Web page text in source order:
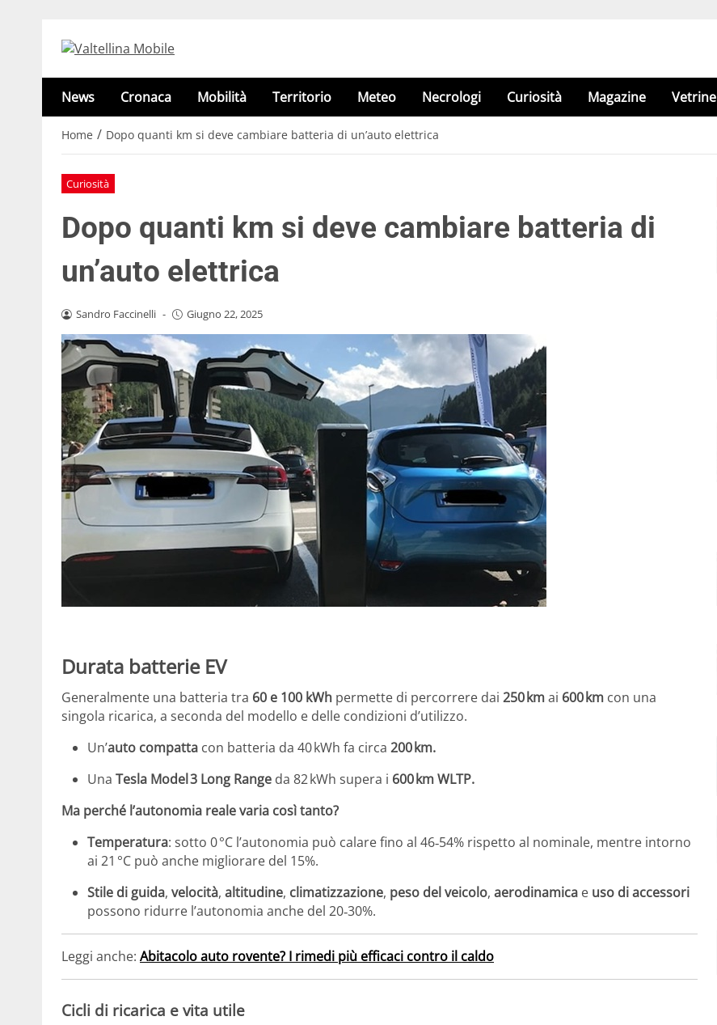
News Cronaca Mobilità Territorio Meteo Necrologi Curiosità Magazine Vetrine
Home / Dopo quanti km si deve cambiare batteria di un’auto elettrica
Curiosità
Dopo quanti km si deve cambiare batteria di
un’auto elettrica
Sandro Faccinelli - Giugno 22, 2025
Durata batterie EV
Generalmente una batteria tra 60 e 100 kWh permette di percorrere dai 250 kmai 600 km con una
singola ricarica, a seconda del modello e delle condizioni d’utilizzo.
Un’auto compatta con batteria da 40 kWh fa circa 200 km.
Una Tesla Model 3 Long Range da 82 kWh supera i 600 km WLTP.
Ma perché l’autonomia reale varia così tanto?
Temperatura: sotto 0 °C l’autonomia può calare fino al 46‑54% rispetto al nominale, mentre intorno
ai 21 °C può anche migliorare del 15%.
Stile di guida, velocità, altitudine, climatizzazione, peso del veicolo, aerodinamica e uso di accessori
possono ridurre l’autonomia anche del 20‑30%.
Leggi anche: Abitacolo auto rovente? I rimedi più efficaci contro il caldo
Cicli di ricarica e vita utile